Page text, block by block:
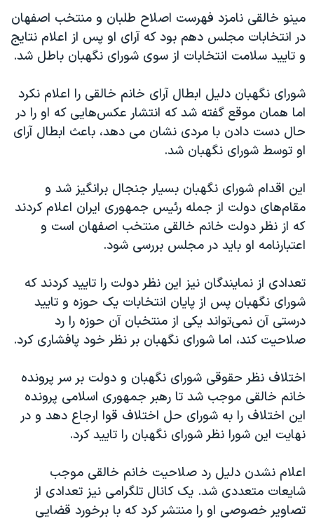
مینو خالقی نامزد فهرست اصلاح طلبان و منتخب اصفهان
در انتخابات مجلس دهم بود که آرای او پس از اعلام نتایج
و تایید سلامت انتخابات از سوی شورای نگهبان باطل شد.
شورای نگهبان دلیل ابطال آرای خانم خالقی را اعلام نکرد
اما همان موقع گفته شد که انتشار عکس‌هایی که او را در
حال دست دادن با مردی نشان می دهد، باعث ابطال آرای
او توسط شورای نگهبان شد.
این اقدام شورای نگهبان بسیار جنجال برانگیز شد و
مقام‌های دولت از جمله رئیس جمهوری ایران اعلام کردند
که از نظر دولت خانم خالقی منتخب اصفهان است و
اعتبارنامه او باید در مجلس بررسی شود.
تعدادی از نمایندگان نیز این نظر دولت را تایید کردند که
شورای نگهبان پس از پایان انتخابات یک حوزه و تایید
درستی آن نمی‌تواند یکی از منتخبان آن حوزه را رد
صلاحیت کند، اما شورای نگهبان بر نظر خود پافشاری کرد.
اختلاف نظر حقوقی شورای نگهبان و دولت بر سر پرونده
خانم خالقی موجب شد تا رهبر جمهوری اسلامی پرونده
این اختلاف را به شورای حل اختلاف قوا ارجاع دهد و در
نهایت این شورا نظر شورای نگهبان را تایید کرد.
اعلام نشدن دلیل رد صلاحیت خانم خالقی موجب
شایعات متعددی شد. یک کانال تلگرامی نیز تعدادی از
تصاویر خصوصی او را منتشر کرد که با برخورد قضایی